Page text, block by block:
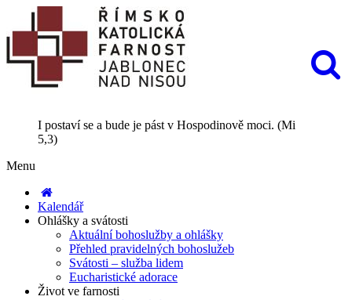
I postaví se a bude je pást v Hospodinově moci. (Mi
5,3)
Menu
Kalendář
Ohlášky a svátosti
Aktuální bohoslužby a ohlášky
Přehled pravidelných bohoslužeb
Svátosti – služba lidem
Eucharistické adorace
Život ve farnosti